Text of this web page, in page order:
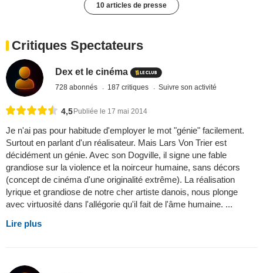
10 articles de presse
Critiques Spectateurs
Dex et le cinéma
728 abonnés 187 critiques Suivre son activité
4,5 Publiée le 17 mai 2014
Je n'ai pas pour habitude d'employer le mot "génie" facilement.
Surtout en parlant d'un réalisateur. Mais Lars Von Trier est
décidément un génie. Avec son Dogville, il signe une fable
grandiose sur la violence et la noirceur humaine, sans décors
(concept de cinéma d'une originalité extrême). La réalisation
lyrique et grandiose de notre cher artiste danois, nous plonge
avec virtuosité dans l'allégorie qu'il fait de l'âme humaine. ...
Lire plus